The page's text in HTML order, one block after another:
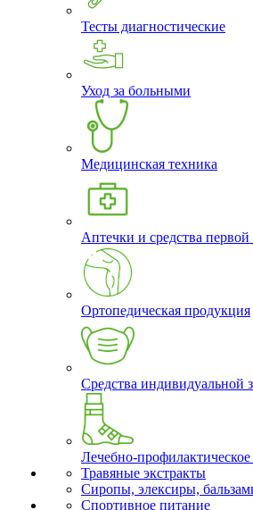
Тесты диагностические
Уход за больными
Медицинская техника
Аптечки и средства
Ортопедическая продукция
Средства индивидуальной
Лечебно-профилактическое
Травяные экстракты
Сиропы, элексиры,
Спортивное питание